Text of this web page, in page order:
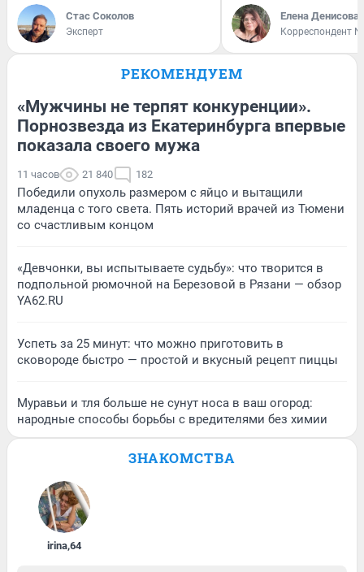
Стас Соколов
Эксперт
Елена Денисова
Корреспондент
РЕКОМЕНДУЕМ
«Мужчины не терпят конкуренции».
Порнозвезда из Екатеринбурга впервые
показала своего мужа
11 часов 21 840 182
Победили опухоль размером с яйцо и вытащили
младенца с того света. Пять историй врачей из Тюмени
со счастливым концом
«Девчонки, вы испытываете судьбу»: что творится в
подпольной рюмочной на Березовой в Рязани — обзор
YA62.RU
Успеть за 25 минут: что можно приготовить в
сковороде быстро — простой и вкусный рецепт пиццы
Муравьи и тля больше не сунут носа в ваш огород:
народные способы борьбы с вредителями без химии
ЗНАКОМСТВА
irina,64